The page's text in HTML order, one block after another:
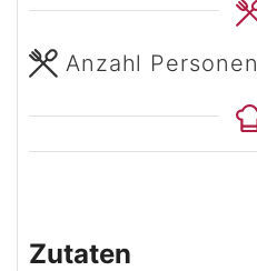
Anzahl Personen
Zutaten